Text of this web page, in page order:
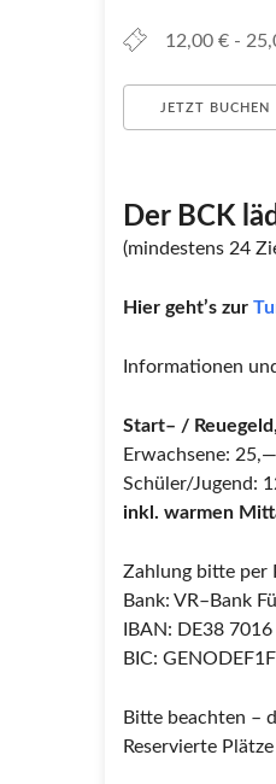
12,00 € -
JETZT BUCHEN
Der BCK
(mindestens 24
Hier geht’s zur
Informationen
Start– / Reuegeld
Erwachsene: 25,—
Schüler/Jugend:
inkl. warmen
Zahlung bitte per
Bank: VR– Bank
IBAN: DE38
BIC:
Bitte beachten –
Reservierte